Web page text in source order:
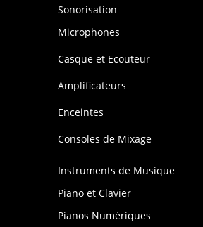
Sonorisation
Microphones
Casque et Ecouteur
Amplificateurs
Enceintes
Consoles de Mixage
Instruments de Musique
Piano et Clavier
Pianos Numériques